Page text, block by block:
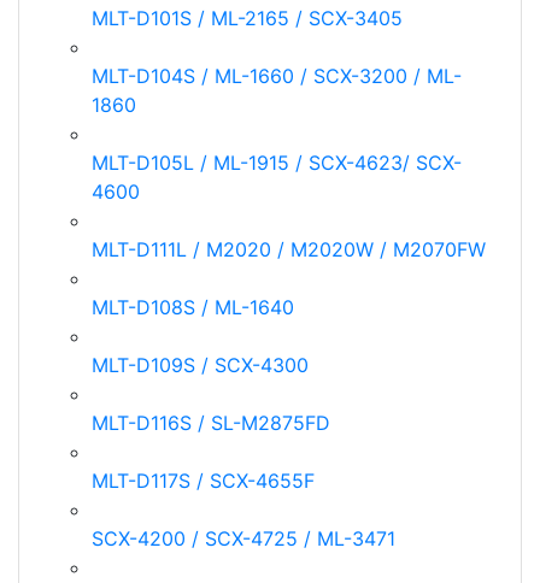
MLT-D101S / ML-2165 / SCX-3405
MLT-D104S / ML-1660 / SCX-3200 / ML-
1860
MLT-D105L / ML-1915 / SCX-4623/ SCX-
4600
MLT-D111L / M2020 / M2020W / M2070FW
MLT-D108S / ML-1640
MLT-D109S / SCX-4300
MLT-D116S / SL-M2875FD
MLT-D117S / SCX-4655F
SCX-4200 / SCX-4725 / ML-3471